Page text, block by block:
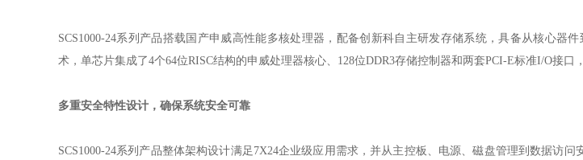
SCS1000-24系列产品搭载国产申威高性能多核处理器，配备创新科自主研发存储系统，具备从核心器
术，单芯片集成了4个64位RISC结构的申威处理器核心、 128位DDR3存储控制器和两套PCI-E标准I/O接口
多重安全特性设计，确保系统安全可靠
SCS1000-24系列产品整体架构设计满足 7X24企业级应用需求，并从主控板、电源、磁盘管理到数据访